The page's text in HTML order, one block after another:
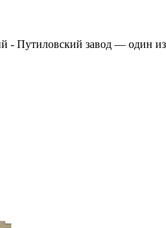
- Путиловский завод — один